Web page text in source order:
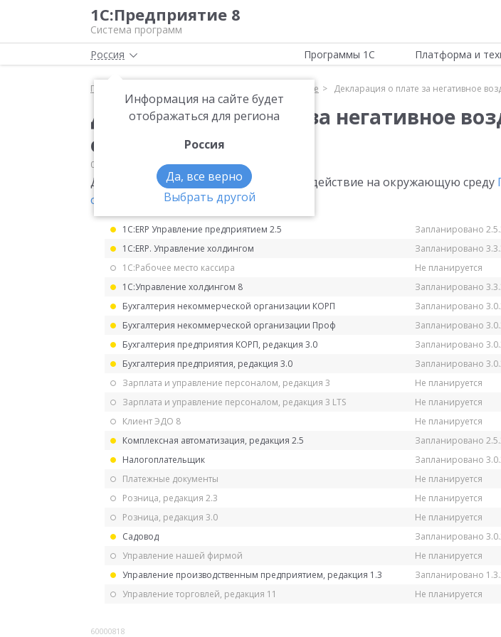
1С:Предприятие 8
Система программ
Россия
Информация на сайте будет
отображаться для региона
Россия
Да, все верно
Выбрать другой
Программы 1С Платформа и
Главная Прочее Декларация о плате за негативное
Декларация о плате за негативное
окружающую среду
05.11.2025 Прочее
Декларация о плате за негативное воздействие на окружающую среду
от 01.04.2026 N 182.
1С:ERP Управление предприятием 2.5
Запланировано
1С:ERP. Управление холдингом
Запланировано
1С:Рабочее место кассира
Не планируется
1С:Управление холдингом 8
Запланировано
Бухгалтерия некоммерческой организации КОРП
Запланировано
Бухгалтерия некоммерческой организации Проф
Запланировано
Бухгалтерия предприятия КОРП, редакция 3.0
Запланировано
Бухгалтерия предприятия, редакция 3.0
Запланировано
Зарплата и управление персоналом, редакция 3
Не планируется
Зарплата и управление персоналом, редакция 3 LTS
Не планируется
Клиент ЭДО 8
Не планируется
Комплексная автоматизация, редакция 2.5
Запланировано
Налогоплательщик
Запланировано
Платежные документы
Не планируется
Розница, редакция 2.3
Не планируется
Розница, редакция 3.0
Не планируется
Садовод
Запланировано
Управление нашей фирмой
Не планируется
Управление производственным предприятием, редакция 1.3
Запланировано
Управление торговлей, редакция 11
Не планируется
60000818